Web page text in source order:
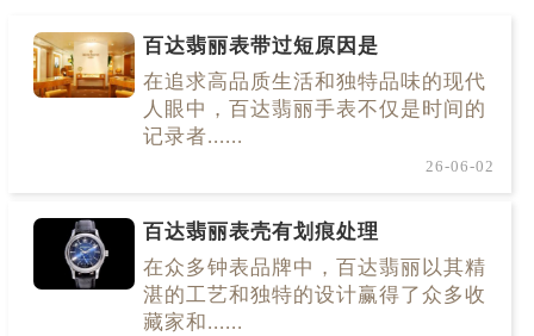
百达翡丽表带过短原因是
在追求高品质生活和独特品味的现代
人眼中，百达翡丽手表不仅是时间的
记录者......
26-06-02
百达翡丽表壳有划痕处理
在众多钟表品牌中，百达翡丽以其精
湛的工艺和独特的设计赢得了众多收
藏家和......